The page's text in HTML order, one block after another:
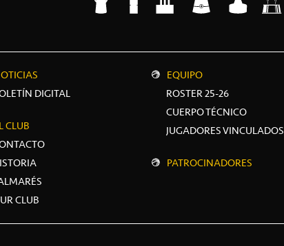
DIGITAL
CLUB
CLUB
EQUIPO
ROSTER 25-26
CUERPO TÉCNICO
JUGADORES VINCULADOS
PATROCINADORES